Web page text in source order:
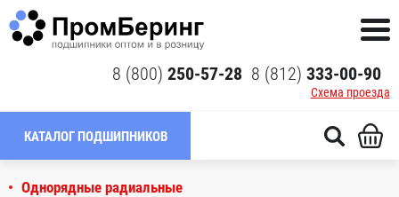
8 (800) 250-57-28 8 (812) 333-00-90
Схема проезда
КАТАЛОГ ПОДШИПНИКОВ
Однорядные радиальные